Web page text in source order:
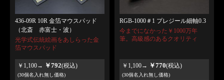
436-09R 10R 金箔マウスパッド
（北斎 赤富士・波）
光学式伝統絵画をあしらった金
箔マウスパッド
￥1,100→ ￥792(税込)
(30個名入れ無し価格)
RGB-1000＃1 プレジール細軸0.3
今までになかった￥1000万年
筆。高級感のあるクオリティ
￥1,100→ ￥770(税込)
(30個名入れ無し価格)